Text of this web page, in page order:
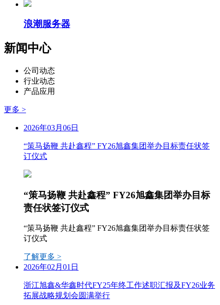
浪潮服务器
新闻中心
公司动态
行业动态
产品应用
更多 >
2026年03月06日
“策马扬鞭 共赴鑫程” FY26旭鑫集团举办目标责任状签
订仪式
“策马扬鞭 共赴鑫程” FY26旭鑫集团举办目标
责任状签订仪式
“策马扬鞭 共赴鑫程” FY26旭鑫集团举办目标责任状签
订仪式
了解更多 >
2026年02月01日
浙江旭鑫&华鑫时代FY25年终工作述职汇报及FY26业务
拓展战略规划会圆满举行